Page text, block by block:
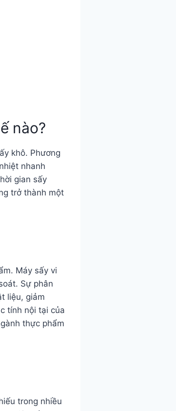
nào?
khô. Phương
nhanh
gian sấy
trở thành một
Máy sấy vi
Sự phân
liệu, giảm
tính nội tại của
thực phẩm
trong nhiều